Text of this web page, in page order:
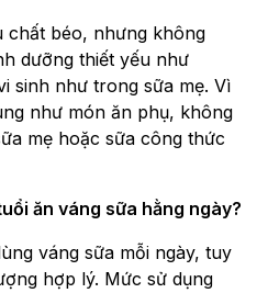
chất béo, nhưng không
dưỡng thiết yếu như
sinh như trong sữa mẹ. Vì
như món ăn phụ, không
mẹ hoặc sữa công thức
ăn váng sữa hằng ngày?
váng sữa mỗi ngày, tuy
hợp lý. Mức sử dụng